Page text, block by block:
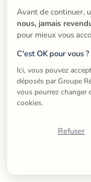
Avant de continuer,
nous, jamais
pour mieux vous
C'est OK pour vous ?
Ici, vous pouvez
déposés par Groupe
vous pourrez changer
cookies.
Refuser